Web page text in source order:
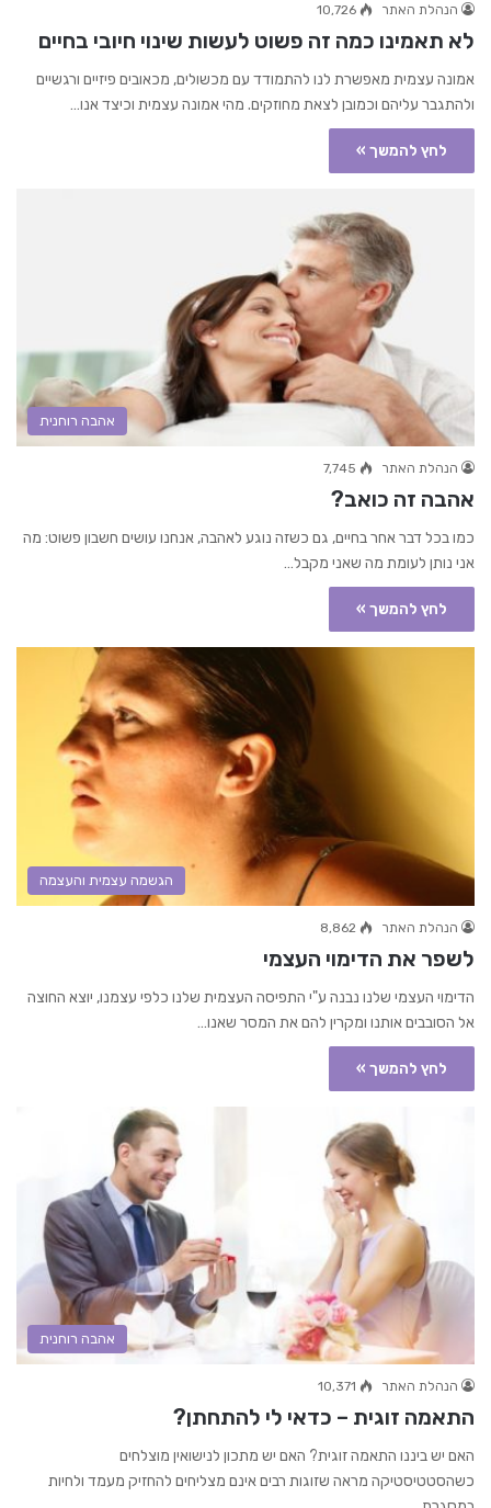
הנהלת האתר 10,726
לא תאמינו כמה זה פשוט לעשות שינוי חיובי בחיים
אמונה עצמית מאפשרת לנו להתמודד עם מכשולים, מכאובים פיזיים ורגשיים
ולהתגבר עליהם וכמובן לצאת מחוזקים. מהי אמונה עצמית וכיצד אנו…
לחץ להמשך »
אהבה רוחנית
הנהלת האתר 7,745
אהבה זה כואב?
כמו בכל דבר אחר בחיים, גם כשזה נוגע לאהבה, אנחנו עושים חשבון פשוט: מה
אני נותן לעומת מה שאני מקבל…
לחץ להמשך »
הגשמה עצמית והעצמה
הנהלת האתר 8,862
לשפר את הדימוי העצמי
הדימוי העצמי שלנו נבנה ע"י התפיסה העצמית שלנו כלפי עצמנו, יוצא החוצה
אל הסובבים אותנו ומקרין להם את המסר שאנו…
לחץ להמשך »
אהבה רוחנית
הנהלת האתר 10,371
התאמה זוגית – כדאי לי להתחתן?
האם יש ביננו התאמה זוגית? האם יש מתכון לנישואין מוצלחים
כשהסטטיסטיקה מראה שזוגות רבים אינם מצליחים להחזיק מעמד ולחיות